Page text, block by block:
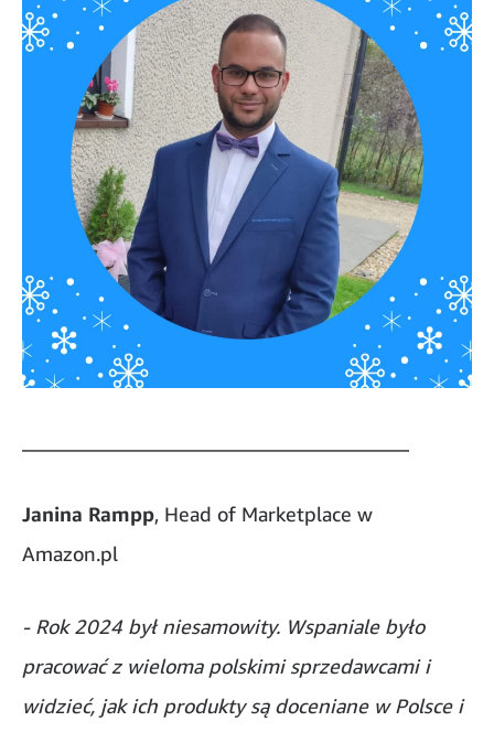
Janina Rampp, Head of Marketplace w
Amazon.pl
- Rok 2024 był niesamowity. Wspaniale było
pracować z wieloma polskimi sprzedawcami i
widzieć, jak ich produkty są doceniane w Polsce i